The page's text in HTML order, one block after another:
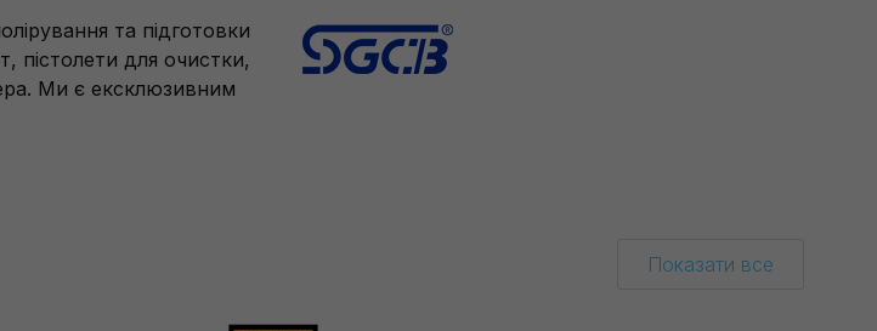
та підготовки
пістолети для очистки,
Ми є ексклюзивним
Показати все